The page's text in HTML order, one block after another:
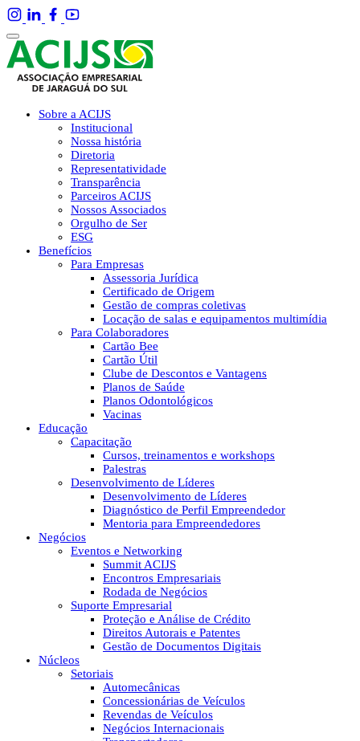
Sobre a ACIJS
Institucional
Nossa história
Diretoria
Representatividade
Transparência
Parceiros ACIJS
Nossos Associados
Orgulho de Ser
ESG
Benefícios
Para Empresas
Assessoria Jurídica
Certificado de Origem
Gestão de compras coletivas
Locação de salas e equipamentos multimídia
Para Colaboradores
Cartão Bee
Cartão Útil
Clube de Descontos e Vantagens
Planos de Saúde
Planos Odontológicos
Vacinas
Educação
Capacitação
Cursos, treinamentos e workshops
Palestras
Desenvolvimento de Líderes
Desenvolvimento de Líderes
Diagnóstico de Perfil Empreendedor
Mentoria para Empreendedores
Negócios
Eventos e Networking
Summit ACIJS
Encontros Empresariais
Rodada de Negócios
Suporte Empresarial
Proteção e Análise de Crédito
Direitos Autorais e Patentes
Gestão de Documentos Digitais
Núcleos
Setoriais
Automecânicas
Concessionárias de Veículos
Revendas de Veículos
Negócios Internacionais